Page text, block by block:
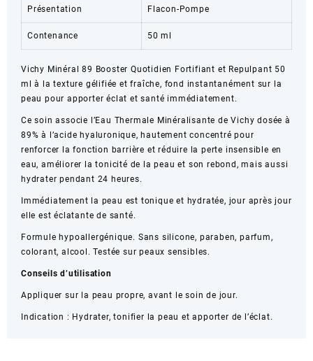
50
ml
Présentation Flacon-Pompe
Contenance 50 ml
Vichy Minéral 89 Booster Quotidien Fortifiant et Repulpant 50
ml à la texture gélifiée et fraîche, fond instantanément sur la
peau pour apporter éclat et santé immédiatement.
Ce soin associe l’Eau Thermale Minéralisante de Vichy dosée à
89% à l’acide hyaluronique, hautement concentré pour
renforcer la fonction barrière et réduire la perte insensible en
eau, améliorer la tonicité de la peau et son rebond, mais aussi
hydrater pendant 24 heures.
Immédiatement la peau est tonique et hydratée, jour après jour
elle est éclatante de santé.
Formule hypoallergénique. Sans silicone, paraben, parfum,
colorant, alcool. Testée sur peaux sensibles.
Conseils d’utilisation
Appliquer sur la peau propre, avant le soin de jour.
Indication : Hydrater, tonifier la peau et apporter de l’éclat.